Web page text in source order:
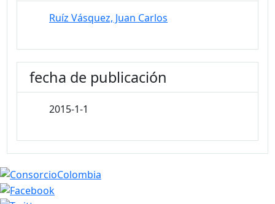
Ruíz Vásquez, Juan Carlos
fecha de publicación
2015-1-1